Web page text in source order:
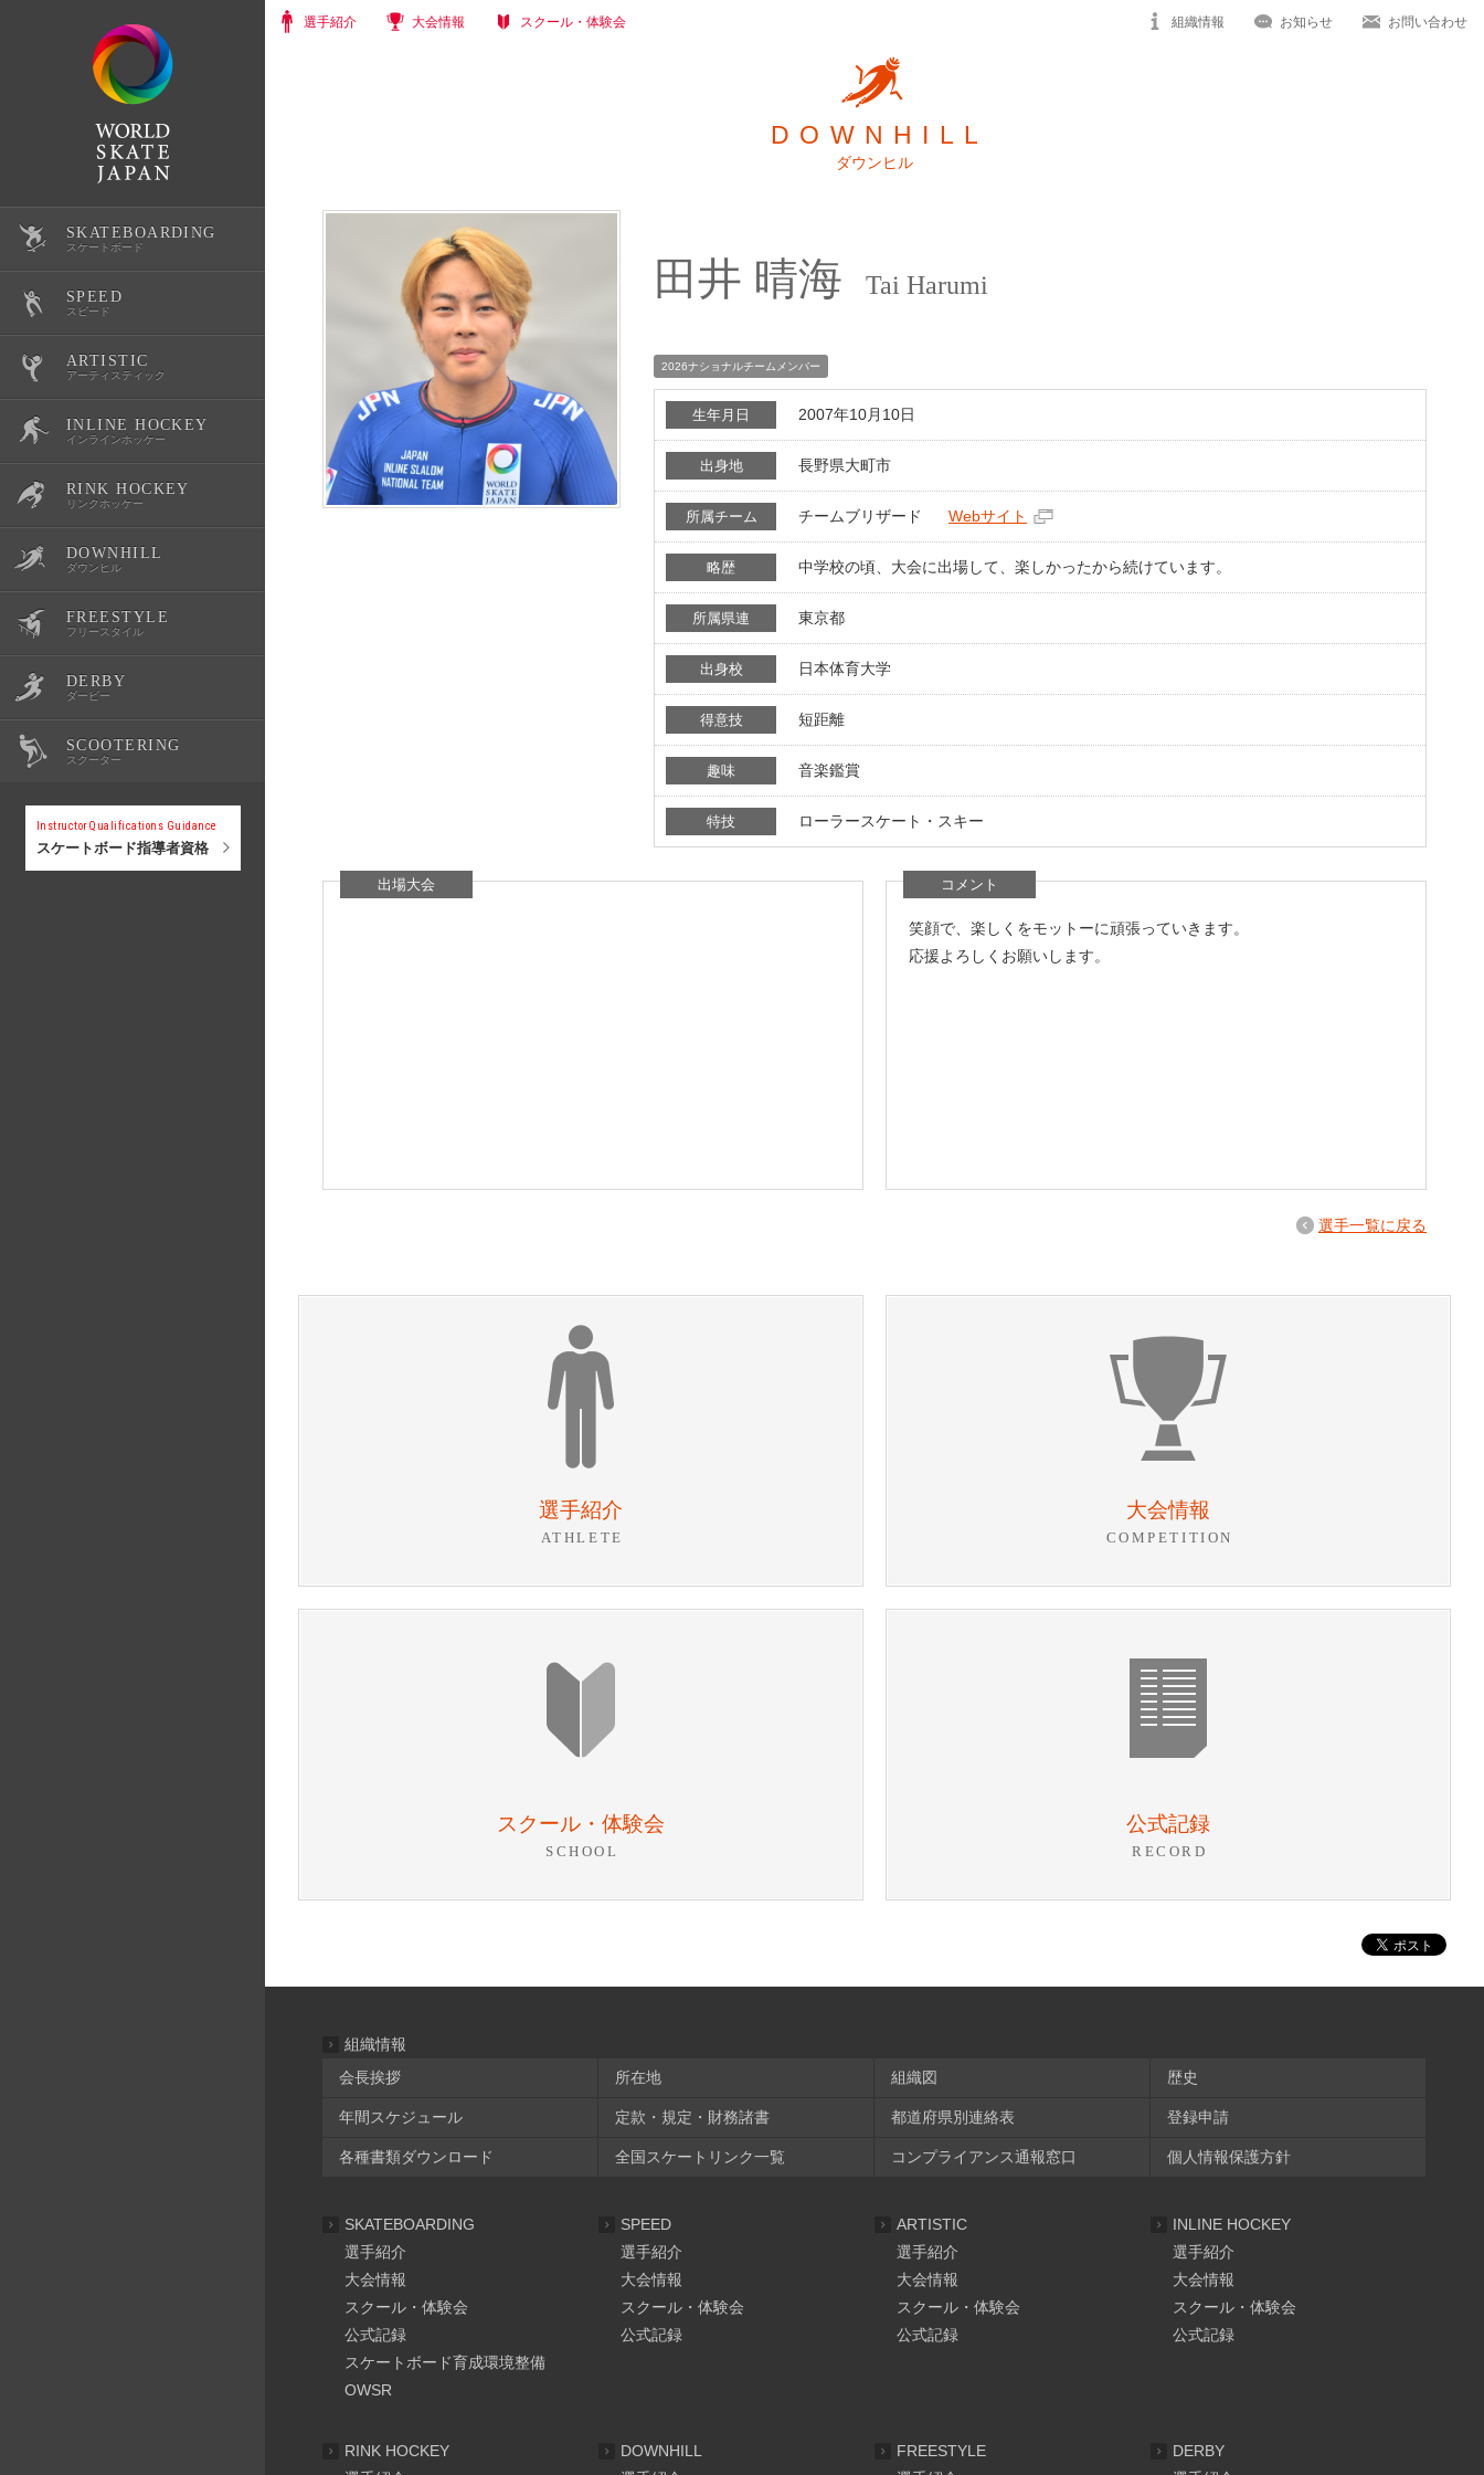
SKATEBOARDING
スケートボード
選手紹介
大会情報
スクール・体験会
公式記録
スケートボード育成環境整備
OWSR
SPEED
スピード
選手紹介
大会情報
スクール・体験会
公式記録
ARTISTIC
アーティスティック
選手紹介
大会情報
スクール・体験会
公式記録
INLINE HOCKEY
インラインホッケー
選手紹介
大会情報
スクール・体験会
公式記録
RINK HOCKEY
リンクホッケー
選手紹介
大会情報
スクール・体験会
公式記録
DOWNHILL
ダウンヒル
選手紹介
大会情報
スクール・体験会
公式記録
FREESTYLE
フリースタイル
選手紹介
大会情報
スクール・体験会
DERBY
ダービー
選手紹介
大会情報SCOOTERING
スクーター
選手紹介
Instructor Qualifications Guidance
スケートボード指導者資格
選手紹介 大会情報 スクール・体験会 組織情報 お知らせ お問い合わせ
DOWNHILL
ダウンヒル
田井 晴海 Tai Harumi
2026ナショナルチームメンバー
生年月日 2007年10月10日
出身地 長野県大町市
所属チーム チームブリザード Webサイト
略歴 中学校の頃、大会に出場して、楽しかったから続けています。
所属県連 東京都
出身校 日本体育大学
得意技 短距離
趣味 音楽鑑賞
特技 ローラースケート・スキー
出場大会 コメント
笑顔で、楽しくをモットーに頑張っていきます。
応援よろしくお願いします。
選手一覧に戻る
選手紹介
ATHLETE
大会情報
COMPETITION
スクール・体験会
SCHOOL
公式記録
RECORD
組織情報
会長挨拶
所在地 組織図 歴史
年間スケジュール 定款・規定・財務諸書 都道府県別連絡表 登録申請
各種書類ダウンロード 全国スケートリンク一覧 コンプライアンス通報窓口 個人情報保護方針
SKATEBOARDING
選手紹介
大会情報
スクール・体験会
公式記録
スケートボード育成環境整備
OWSR
SPEED
選手紹介
大会情報
スクール・体験会
公式記録
ARTISTIC
選手紹介
大会情報
スクール・体験会
公式記録
INLINE HOCKEY
選手紹介
大会情報
スクール・体験会
公式記録
RINK HOCKEY
DOWNHILL
FREESTYLE
DERBY